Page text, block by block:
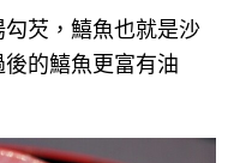
芡，鱚魚也就是沙
的鱚魚更富有油